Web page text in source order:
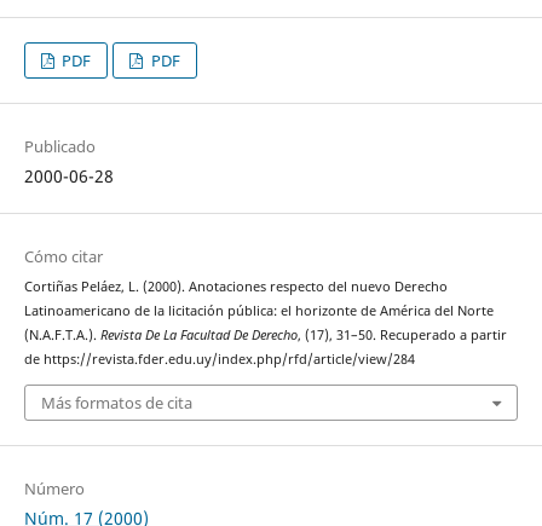
PDF PDF
Publicado
2000-06-28
Cómo citar
Cortiñas Peláez, L. (2000). Anotaciones respecto del nuevo Derecho
Latinoamericano de la licitación pública: el horizonte de América del Norte
(N.A.F.T.A.). Revista De La Facultad De Derecho, (17), 31–50. Recuperado a partir
de https://revista.fder.edu.uy/index.php/rfd/article/view/284
Más formatos de cita
Número
Núm. 17 (2000)